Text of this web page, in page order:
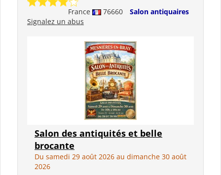
France 76660
Salon antiquaires
Signalez un abus
Salon des antiquités et belle
brocante
Du samedi 29 août 2026 au dimanche 30 août
2026